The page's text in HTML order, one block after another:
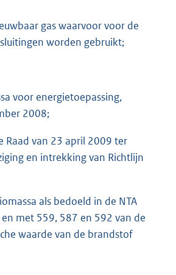
gas waarvoor voor de
worden gebruikt;
voor energietoepassing,
2008;
Raad van 23 april 2009 ter
en intrekking van Richtlijn
als bedoeld in de NTA
met 559, 587 en 592 van de
waarde van de brandstof